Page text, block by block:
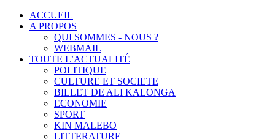
ACCUEIL
A PROPOS
QUI SOMMES - NOUS ?
WEBMAIL
TOUTE L’ACTUALITÉ
POLITIQUE
CULTURE ET SOCIETE
BILLET DE ALI KALONGA
ECONOMIE
SPORT
KIN MALEBO
LITTERATURE